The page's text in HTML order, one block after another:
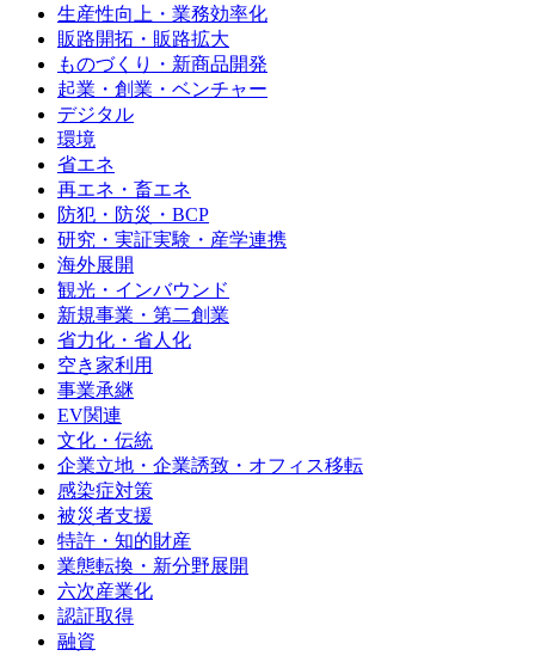
生産性向上・業務効率化
販路開拓・販路拡大
ものづくり・新商品開発
起業・創業・ベンチャー
デジタル
環境
省エネ
再エネ・畜エネ
防犯・防災・BCP
研究・実証実験・産学連携
海外展開
観光・インバウンド
新規事業・第二創業
省力化・省人化
空き家利用
事業承継
EV関連
文化・伝統
企業立地・企業誘致・オフィス移転
感染症対策
被災者支援
特許・知的財産
業態転換・新分野展開
六次産業化
認証取得
融資